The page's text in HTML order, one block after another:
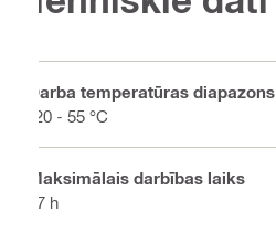
Darba temperatūras diapazons
-20 - 55 °C
Maksimālais darbības laiks
17 h